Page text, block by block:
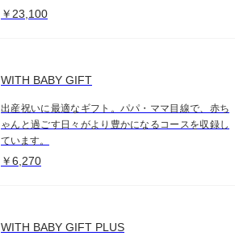
￥23,100
WITH BABY GIFT
出産祝いに最適なギフト。パパ・ママ目線で、赤ち
ゃんと過ごす日々がより豊かになるコースを収録し
ています。
￥6,270
WITH BABY GIFT PLUS